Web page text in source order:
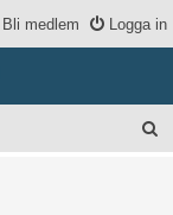
Logga in
Bli medlem